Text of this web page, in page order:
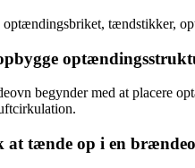
tændstikker,
begynder med at placere
at tænde op i en